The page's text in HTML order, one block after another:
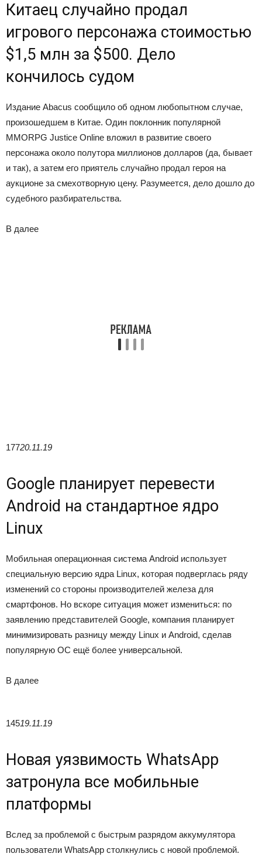
Китаец случайно продал
игрового персонажа стоимостью
$1,5 млн за $500. Дело
кончилось судом
Издание Abacus сообщило об одном любопытном случае,
произошедшем в Китае. Один поклонник популярной
MMORPG Justice Online вложил в развитие своего
персонажа около полутора миллионов долларов (да, бывает
и так), а затем его приятель случайно продал героя на
аукционе за смехотворную цену. Разумеется, дело дошло до
судебного разбирательства.
В далее
17720.11.19
Google планирует перевести
Android на стандартное ядро
Linux
Мобильная операционная система Android использует
специальную версию ядра Linux, которая подверглась ряду
изменений со стороны производителей железа для
смартфонов. Но вскоре ситуация может измениться: по
заявлению представителей Google, компания планирует
минимизировать разницу между Linux и Android, сделав
популярную ОС ещё более универсальной.
В далее
14519.11.19
Новая уязвимость WhatsApp
затронула все мобильные
платформы
Вслед за проблемой с быстрым разрядом аккумулятора
пользователи WhatsApp столкнулись с новой проблемой.